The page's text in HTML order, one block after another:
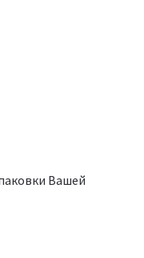
Вашей